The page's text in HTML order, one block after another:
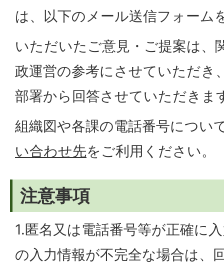
は、以下のメール送信フォーム
いただいたご意見・ご提案は、
政運営の参考にさせていただき
部署から回答させていただきま
組織図や各課の電話番号につい
い合わせ先をご利用ください。
注意事項
1.匿名又は電話番号等が正確に
の入力情報が不完全な場合は、